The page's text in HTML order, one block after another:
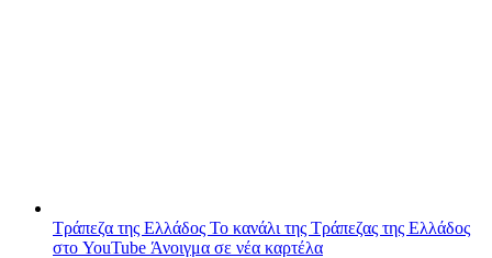
Τράπεζα της Ελλάδος Το κανάλι της Τράπεζας της Ελλάδος
στο YouTube Άνοιγμα σε νέα καρτέλα